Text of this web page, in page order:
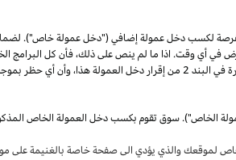
لكسب دخل عمولة إضافي ("دخل عمولة خاص").
في أي وقت. اذا ما لم ينص علىذلك،فأن كل البرامج
في البند 2 من إقرار دخل العمولةهذا،وأن أي حظر
الخاص"). سوق تقوم بكسب دخل العمولة الخاص
لموقعك والذي يؤدي الى صفحة خاصة بالغنيمة على